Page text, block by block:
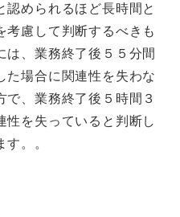
認められるほど長時間と
考慮して判断するべきも
は、業務終了後５５分間
た場合に関連性を失わな
で、業務終了後５時間３
性を失っていると判断し
。。